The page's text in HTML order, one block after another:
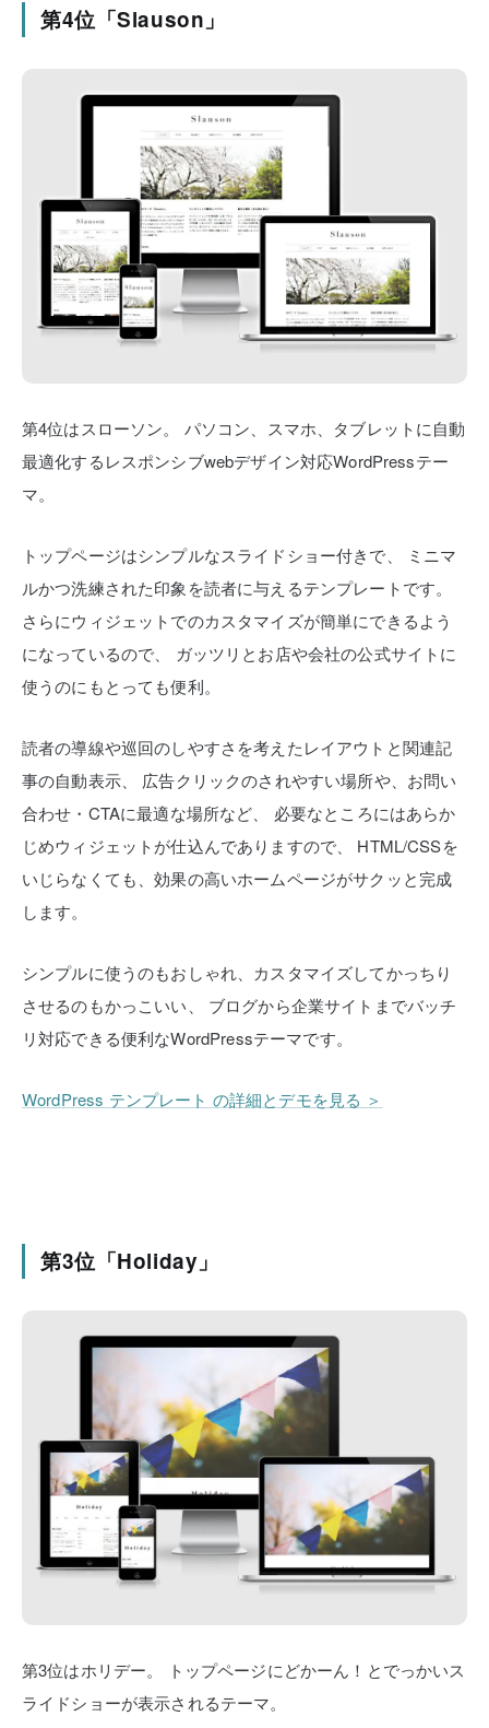
第4位「Slauson」
第4位はスローソン。
パソコン、スマホ、タブレットに自動
最適化するレスポンシブwebデザイン対応WordPressテー
マ。
トップページはシンプルなスライドショー付きで、
ミニマ
ルかつ洗練された印象を読者に与えるテンプレートです。
さらにウィジェットでのカスタマイズが簡単にできるよう
になっているので、
ガッツリとお店や会社の公式サイトに
使うのにもとっても便利。
読者の導線や巡回のしやすさを考えたレイアウトと関連記
事の自動表示、
広告クリックのされやすい場所や、お問い
合わせ・CTAに最適な場所など、
必要なところにはあらか
じめウィジェットが仕込んでありますので、
HTML/CSSを
いじらなくても、効果の高いホームページがサクッと完成
します。
シンプルに使うのもおしゃれ、カスタマイズしてかっちり
させるのもかっこいい、
ブログから企業サイトまでバッチ
リ対応できる便利なWordPressテーマです。
WordPress テンプレート の詳細とデモを見る ＞
第3位「Holiday」
第3位はホリデー。
トップページにどかーん！とでっかいス
ライドショーが表示されるテーマ。